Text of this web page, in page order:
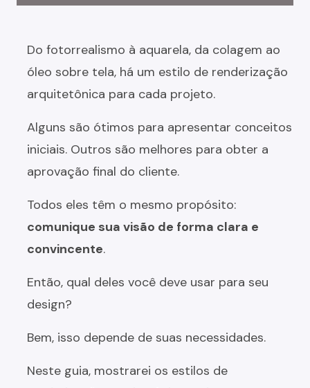
Do fotorrealismo à aquarela, da colagem ao
óleo sobre tela, há um estilo de renderização
arquitetônica para cada projeto.
Alguns são ótimos para apresentar conceitos
iniciais. Outros são melhores para obter a
aprovação final do cliente.
Todos eles têm o mesmo propósito:
comunique sua visão de forma clara e
convincente.
Então, qual deles você deve usar para seu
design?
Bem, isso depende de suas necessidades.
Neste guia, mostrarei os estilos de